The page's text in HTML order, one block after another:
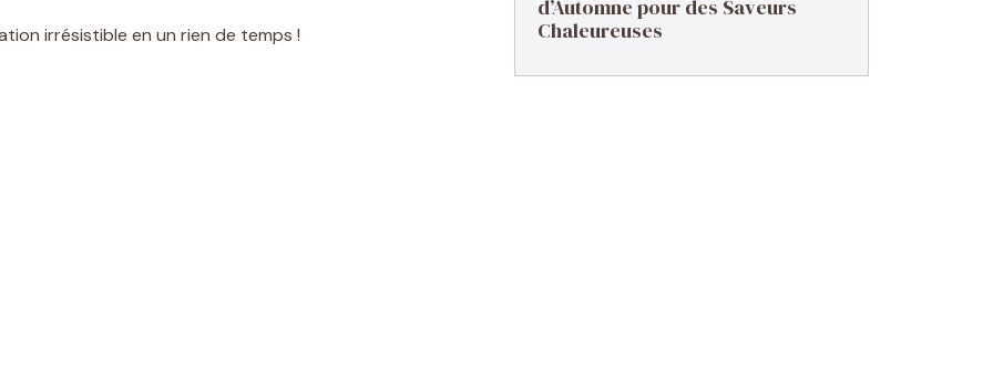
irrésistible en un rien de temps !
d’Automne pour des Saveurs
Chaleureuses